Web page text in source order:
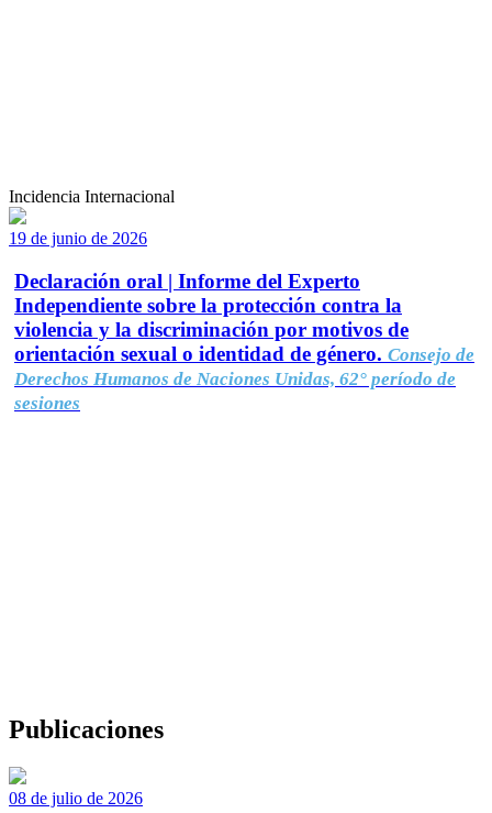
Incidencia Internacional
19 de junio de 2026
Declaración oral | Informe del Experto
Independiente sobre la protección contra la
violencia y la discriminación por motivos de
orientación sexual o identidad de género. Consejo de
Derechos Humanos de Naciones Unidas, 62° período de
sesiones
Publicaciones
08 de julio de 2026